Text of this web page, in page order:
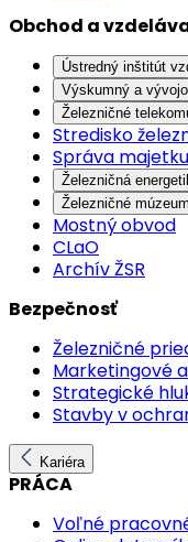
Obchod a
Ústredný inštitút
Výskumný a
Železničné
Stredisko
Správa
Železničná
Železničné
Mostný obvod
CLaO
Archív ŽSR
Bezpečnosť
Železničné
Marketingové
Strategické
Stavby v
Kariéra
PRÁCA
Voľné